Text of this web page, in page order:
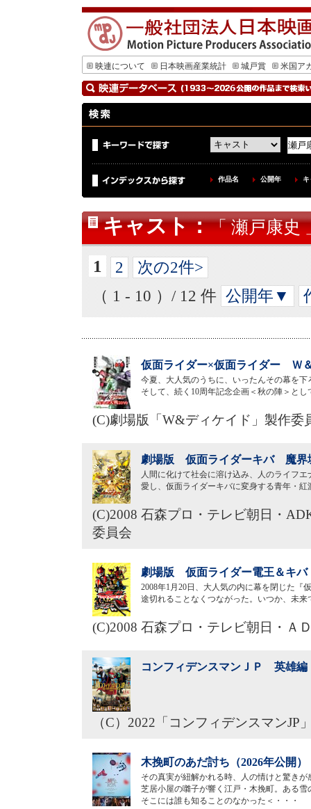
映連について 日本映画産業統計 城戸賞 米国ア
作品名 公開年
キャスト：「 瀬戸康史
1 2
次の2件>
（ 1 - 10 ）/ 12 件 公開年▼
仮面ライダー×仮面ライダー Ｗ
今夏、大人気のうちに、いったんその幕を
そして、続く10周年記念企画＜秋の陣＞と
(C)劇場版「W&ディケイド」製作
劇場版 仮面ライダーキバ 魔界
人間に化けて社会に溶け込み、人のライフ
愛し、仮面ライダーキバに変身する青年・
(C)2008 石森プロ・テレビ朝日・
委員会
劇場版 仮面ライダー電王＆キバ
2008年1月20日、大人気の内に幕を閉じた『
途切れることなくつながった。いつか、未
(C)2008 石森プロ・テレビ朝日・Ａ
コンフィデンスマンＪＰ 英雄編
（C）2022「コンフィデンスマンJP
木挽町のあだ討ち（2026年公開）
その真実が紐解かれる時、人の情けと驚きが
芝居小屋の囃子が響く江戸・木挽町。ある
そこには誰も知ることのなかった＜・・・